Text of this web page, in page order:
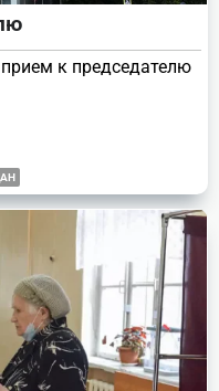
к председателю